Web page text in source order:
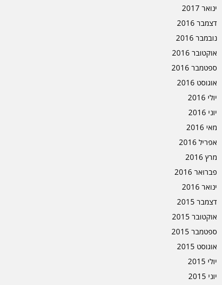
ינואר 2017
דצמבר 2016
נובמבר 2016
אוקטובר 2016
ספטמבר 2016
אוגוסט 2016
יולי 2016
יוני 2016
מאי 2016
אפריל 2016
מרץ 2016
פברואר 2016
ינואר 2016
דצמבר 2015
אוקטובר 2015
ספטמבר 2015
אוגוסט 2015
יולי 2015
יוני 2015